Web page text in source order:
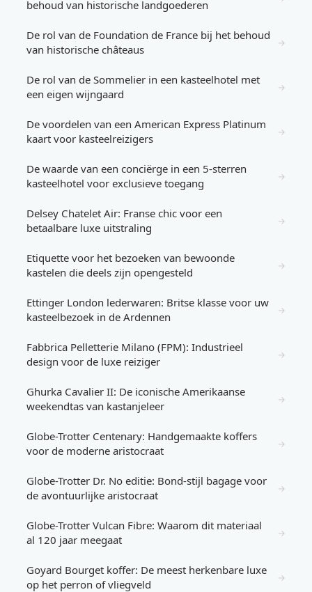
behoud van historische landgoederen
De rol van de Foundation de France bij het behoud
van historische châteaus
→
De rol van de Sommelier in een kasteelhotel met
een eigen wijngaard
→
De voordelen van een American Express Platinum
kaart voor kasteelreizigers
→
De waarde van een conciërge in een 5-sterren
kasteelhotel voor exclusieve toegang
→
Delsey Chatelet Air: Franse chic voor een
betaalbare luxe uitstraling
→
Etiquette voor het bezoeken van bewoonde
kastelen die deels zijn opengesteld
→
Ettinger London lederwaren: Britse klasse voor uw
kasteelbezoek in de Ardennen
→
Fabbrica Pelletterie Milano (FPM): Industrieel
design voor de luxe reiziger
→
Ghurka Cavalier II: De iconische Amerikaanse
weekendtas van kastanjeleer
→
Globe-Trotter Centenary: Handgemaakte koffers
voor de moderne aristocraat
→
Globe-Trotter Dr. No editie: Bond-stijl bagage voor
de avontuurlijke aristocraat
→
Globe-Trotter Vulcan Fibre: Waarom dit materiaal
al 120 jaar meegaat
→
Goyard Bourget koffer: De meest herkenbare luxe
op het perron of vliegveld
→